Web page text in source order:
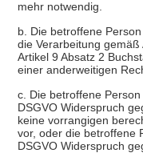
mehr notwendig.
b. Die betroffene
die Verarbeitung
Artikel 9 Absatz 2
einer anderweitigen
c. Die betroffene
DSGVO Widerspruch
keine vorrangigen
vor, oder die betroffene
DSGVO Widerspruch